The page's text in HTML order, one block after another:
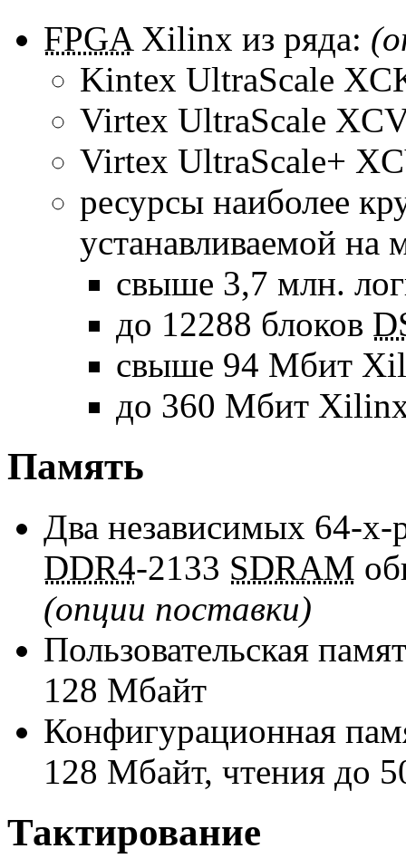
FPGAXilinx из ряда:
Kintex UltraScale
Virtex UltraScale
Virtex UltraScale+
ресурсы наиболее
устанавливаемой на
свыше 3,7 млн.
до 12288 блоков
свыше 94 Мбит
до 360 Мбит
Память
Два независимых 64-х-
DDR4-2133 SDRAM
(опции поставки)
Пользовательская
128 Мбайт
Конфигурационная
128 Мбайт, чтения до
Тактирование